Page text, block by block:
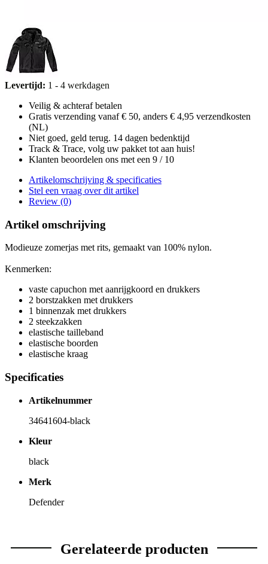
Levertijd: 1 - 4 werkdagen
Veilig & achteraf betalen
Gratis verzending vanaf € 50, anders € 4,95 verzendkosten
(NL)
Niet goed, geld terug. 14 dagen bedenktijd
Track & Trace, volg uw pakket tot aan huis!
Klanten beoordelen ons met een 9 / 10
Artikelomschrijving & specificaties
Stel een vraag over dit artikel
Review (0)
Artikel omschrijving
Modieuze zomerjas met rits, gemaakt van 100% nylon.
Kenmerken:
vaste capuchon met aanrijgkoord en drukkers
2 borstzakken met drukkers
1 binnenzak met drukkers
2 steekzakken
elastische tailleband
elastische boorden
elastische kraag
Specificaties
Artikelnummer
34641604-black
Kleur
black
Merk
Defender
Gerelateerde producten